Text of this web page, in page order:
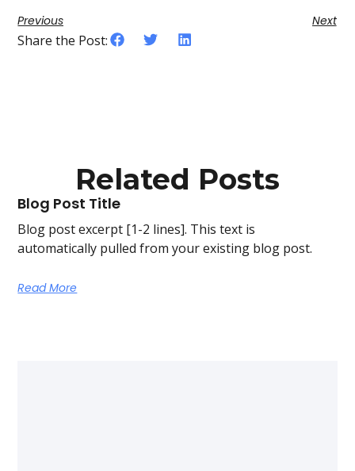
Previous Next
Share the Post:
Related Posts
Blog Post Title
Blog post excerpt [1-2 lines]. This text is
automatically pulled from your existing blog post.
Read More